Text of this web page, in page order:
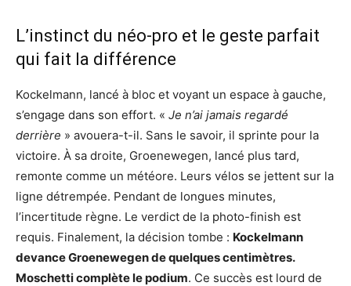
L’instinct du néo-pro et le geste parfait
qui fait la différence
Kockelmann, lancé à bloc et voyant un espace à gauche,
s’engage dans son effort. « Je n’ai jamais regardé
derrière » avouera-t-il. Sans le savoir, il sprinte pour la
victoire. À sa droite, Groenewegen, lancé plus tard,
remonte comme un météore. Leurs vélos se jettent sur la
ligne détrempée. Pendant de longues minutes,
l’incertitude règne. Le verdict de la photo-finish est
requis. Finalement, la décision tombe : Kockelmann
devance Groenewegen de quelques centimètres.
Moschetti complète le podium. Ce succès est lourd de